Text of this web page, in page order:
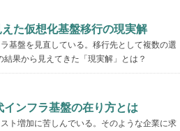
た仮想化基盤移行の現実解
基盤を見直している。移行先として複数の選
果から見えてきた「現実解」とは？
ンフラ基盤の在り方とは
ト増加に苦しんでいる。そのような企業に求